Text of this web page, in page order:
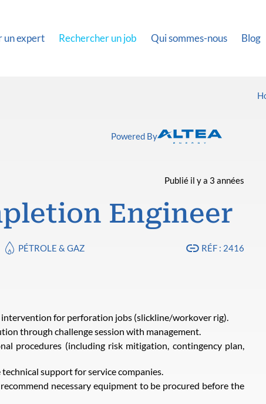
un expert Rechercher un job Qui sommes-nous Blog
Powered By
Publié il y a 3 années
Engineer
PÉTROLE & GAZ RÉF : 2416
for perforation jobs (slickline/workover rig).
through challenge session with management.
procedures (including risk mitigation, contingency plan,
support for service companies.
necessary equipment to be procured before the